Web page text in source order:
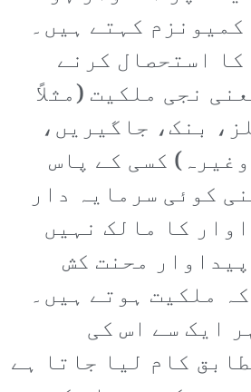
کہتے ہیں۔
استحصال کرنے
نجی ملکیت (مثلاً
بنک، جاگیریں،
کسی کے پاس
کوئی سرمایہ دار
کا مالک نہیں
محنت کش
ملکیت ہوتے ہیں۔
ایک سے اس کی
کام لیا جاتا ہے